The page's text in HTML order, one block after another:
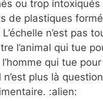
ou trop intoxiqués
de plastiques
n’est pas
l’animal qui tue
qui tue
plus là
:alien: